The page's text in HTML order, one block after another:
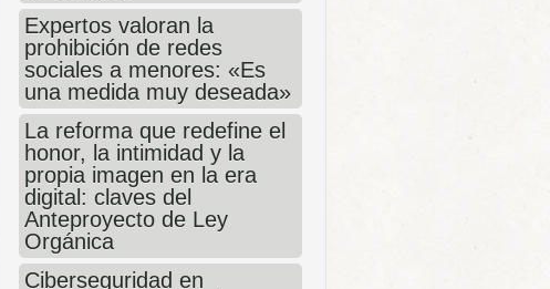
Expertos valoran la
prohibición de redes
sociales a menores: «Es
una medida muy deseada»
La reforma que redefine el
honor, la intimidad y la
propia imagen en la era
digital: claves del
Anteproyecto de Ley
Orgánica
Ciberseguridad en